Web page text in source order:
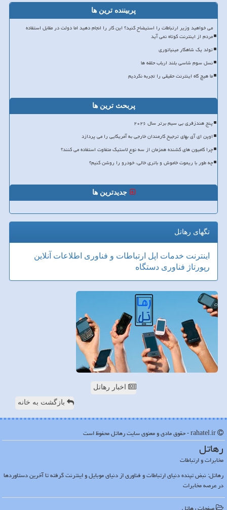
پربیننده ترین ها
می خواهید وزیر ارتباطات را استیضاح کنید؟ این کار را انجام دهید اما دولت در مقابل استفاده
مردم از اینترنت کوتاه نمی آید
تولد یک شاهکار مینیاتوری
نسل سوم شاسی بلند ارباب حلقه ها
ما هیچ گاه اینترنت حقیقی را تجربه نکردیم
پربحث ترین ها
پنج هندزفری بی سیم برتر سال ۲۰۲۶
اوپن ای آی بهای ترجیح کارمندان خارجی به آمریکایی را می پردازد
چرا کامیون های کشنده همزمان از سه نوع لاستیک متفاوت استفاده می کنند؟
چه طور با ریموت خاموش و باتری خالی، خودرو را روشن کنیم؟
جدیدترین ها
تگهای رهاتل
اینترنت خدمات اپل ارتباطات و فناوری اطلاعات آنلاین
رپورتاژ فناوری دستگاه
اخبار رهاتل
بازگشت به خانه
رهاتل
مخابرات و ارتباطات
رهاتل: نبض تپنده دنیای ارتباطات و فناوری از دنیای موبایل و اینترنت گرفته تا آخرین دستاوردها
در عرصه مخابرات